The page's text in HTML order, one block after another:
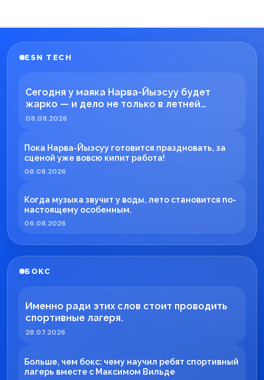
ESN TECH
Сегодня у маяка Нарва-Йыэсуу будет
жарко — и дело не только в летней
погоде!
08.08.2026
Пока Нарва-Йыэсуу готовится праздновать, за
сценой уже вовсю кипит работа!
08.08.2026
Когда музыка звучит у воды, лето становится по-
настоящему особенным.
06.08.2026
БОКС
Именно ради этих слов стоит проводить
спортивные лагеря.
28.07.2026
Больше, чем бокс: чему научил ребят спортивный
лагерь вместе с Максимом Вильде